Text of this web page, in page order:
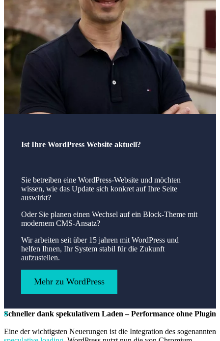
Ist Ihre WordPress Website aktuell?
Sie betreiben eine WordPress-Website und möchten
wissen, wie das Update sich konkret auf Ihre Seite
auswirkt?
Oder Sie planen einen Wechsel auf ein Block-Theme mit
modernem CMS-Ansatz?
Wir arbeiten seit über 15 jahren mit WordPress und
helfen Ihnen, Ihr System stabil für die Zukunft
aufzustellen.
Mehr zu WordPress
Schneller dank spekulativem Laden – Performance ohne Plugin
Eine der wichtigsten Neuerungen ist die Integration des sogenannten